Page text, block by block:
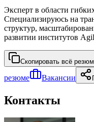
Эксперт в области
Специализируюсь на
структур,
развитии институтов
Скопировать всё
резюме
Вакансии
Контакты